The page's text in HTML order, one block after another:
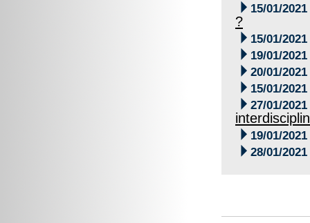
 15/01/2021
?
 15/01/2021
 19/01/2021
 20/01/2021
 15/01/2021
 27/01/2021
 19/01/2021
 28/01/2021